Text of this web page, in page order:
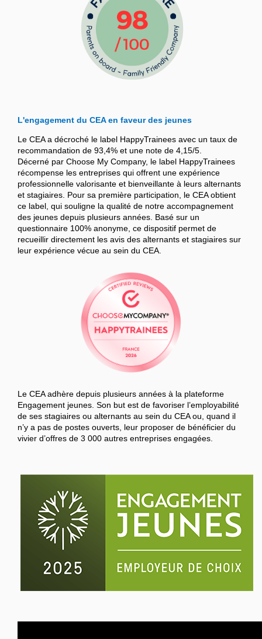
L'engagement du CEA en faveur des jeunes
Le CEA a décroché le label HappyTrainees avec un taux de
recommandation de 93,4% et une note de 4,15/5.
Décerné par Choose My Company, le label HappyTrainees
récompense les entreprises qui offrent une expérience
professionnelle valorisante et bienveillante à leurs alternants
et stagiaires. Pour sa première participation, le CEA obtient
ce label, qui souligne la qualité de notre accompagnement
des jeunes depuis plusieurs années. Basé sur un
questionnaire 100% anonyme, ce dispositif permet de
recueillir directement les avis des alternants et stagiaires sur
leur expérience vécue au sein du CEA.
Le CEA adhère depuis plusieurs années à la plateforme
Engagement jeunes. Son but est de favoriser l’employabilité
de ses stagiaires ou alternants au sein du CEA ou, quand il
n’y a pas de postes ouverts, leur proposer de bénéficier du
vivier d’offres de 3 000 autres entreprises engagées.